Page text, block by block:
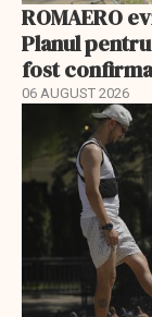
ROMAERO
Planul
fost
06 AUGUST 2026